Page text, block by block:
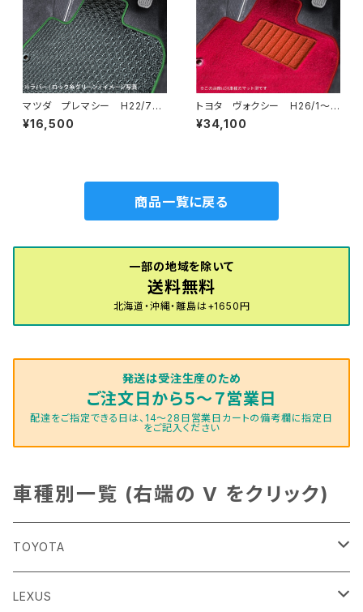
マツダ プレマシー H22/7〜
30/3 CW系 フロアマット一
式 カーマット 防水 ラバー
¥16,500
トヨタ ヴォクシー H26/1〜R
4/1 80系 ステップマット付
フロアマット一式 カーマット
¥34,100
商品一覧に戻る
一部の地域を除いて
送料無料
北海道・沖縄・離島は+1650円
発送は受注生産のため
ご注文日から５～７営業日
配達をご指定できる日は、14～28日営業日カートの備考欄に指定日
をご記入ください
車種別一覧 (右端の V をクリック)
TOYOTA
86
LEXUS